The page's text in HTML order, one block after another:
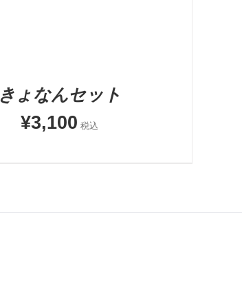
きょなんセット
¥3,100 税込